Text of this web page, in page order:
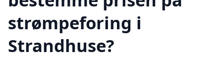
strømpeforing i
Strandhuse?